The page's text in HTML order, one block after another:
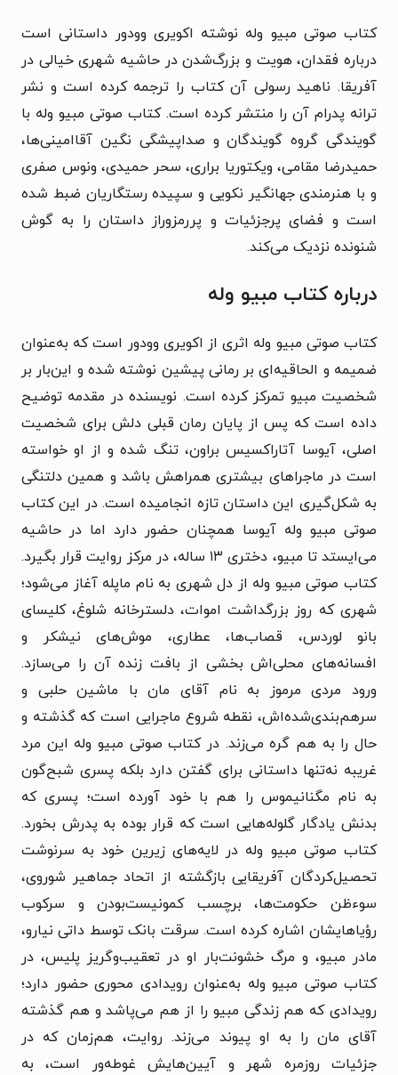
کتاب صوتی مبیو وله نوشته اکویری وودور داستانی است
درباره فقدان، هویت و بزرگ‌شدن در حاشیه شهری خیالی در
آفریقا. ناهید رسولی آن کتاب را ترجمه کرده است و نشر
ترانه پدرام آن را منتشر کرده است. کتاب صوتی مبیو وله با
گویندگی گروه گویندگان و صداپیشگی نگین آقاامینی‌ها،
حمیدرضا مقامی، ویکتوریا براری، سحر حمیدی، ونوس صفری
و با هنرمندی جهانگیر نکویی و سپیده رستگاریان ضبط شده
است و فضای پرجزئیات و پررمزوراز داستان را به گوش
شنونده نزدیک می‌کند.
درباره کتاب مبیو وله
کتاب صوتی مبیو وله اثری از اکویری وودور است که به‌عنوان
ضمیمه و الحاقیه‌ای بر رمانی پیشین نوشته شده و این‌بار بر
شخصیت مبیو تمرکز کرده است. نویسنده در مقدمه توضیح
داده است که پس از پایان رمان قبلی دلش برای شخصیت
اصلی، آیوسا آتاراکسیس براون، تنگ شده و از او خواسته
است در ماجراهای بیشتری همراهش باشد و همین دلتنگی
به شکل‌گیری این داستان تازه انجامیده است. در این کتاب
صوتی مبیو وله آیوسا همچنان حضور دارد اما در حاشیه
می‌ایستد تا مبیو، دختری ۱۳ ساله، در مرکز روایت قرار بگیرد.
کتاب صوتی مبیو وله از دل شهری به نام ماپله آغاز می‌شود؛
شهری که روز بزرگداشت اموات، دلسترخانه شلوغ، کلیسای
بانو لوردس، قصاب‌ها، عطاری، موش‌های نیشکر و
افسانه‌های محلی‌اش بخشی از بافت زنده آن را می‌سازد.
ورود مردی مرموز به نام آقای مان با ماشین حلبی و
سرهم‌بندی‌شده‌اش، نقطه شروع ماجرایی است که گذشته و
حال را به هم گره می‌زند. در کتاب صوتی مبیو وله این مرد
غریبه نه‌تنها داستانی برای گفتن دارد بلکه پسری شبح‌گون
به نام مگنانیموس را هم با خود آورده است؛ پسری که
بدنش یادگار گلوله‌هایی است که قرار بوده به پدرش بخورد.
کتاب صوتی مبیو وله در لایه‌های زیرین خود به سرنوشت
تحصیل‌کردگان آفریقایی بازگشته از اتحاد جماهیر شوروی،
سوءظن حکومت‌ها، برچسب کمونیست‌بودن و سرکوب
رؤیاهایشان اشاره کرده است. سرقت بانک توسط داتی نیارو،
مادر مبیو، و مرگ خشونت‌بار او در تعقیب‌وگریز پلیس، در
کتاب صوتی مبیو وله به‌عنوان رویدادی محوری حضور دارد؛
رویدادی که هم زندگی مبیو را از هم می‌پاشد و هم گذشته
آقای مان را به او پیوند می‌زند. روایت، هم‌زمان که در
جزئیات روزمره شهر و آیین‌هایش غوطه‌ور است، به